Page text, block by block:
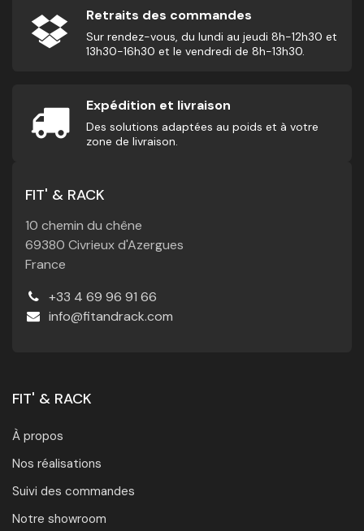
Retraits des commandes
Sur rendez-vous, du lundi au jeudi 8h-12h30 et
13h30-16h30 et le vendredi de 8h-13h30.
Expédition et livraison
Des solutions adaptées au poids et à votre
zone de livraison.
FIT' & RACK
10 chemin du chêne
69380 Civrieux d'Azergues
France
+33 4 69 96 91 66
info@fitandrack.com
FIT' & RACK
À propos
Nos réalisations
Suivi des commandes
Notre showroom